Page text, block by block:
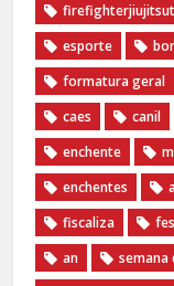
esporte
formatura geral
caes
canil
enchente
enchentes
fiscaliza
an
semana